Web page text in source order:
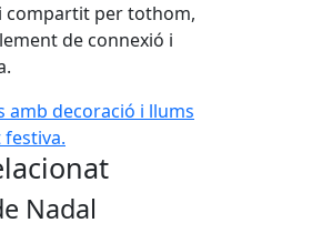
compartit per tothom,
de connexió i
decoració i llums de Nadal en
Nadal